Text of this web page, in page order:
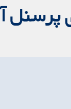
پرسنل